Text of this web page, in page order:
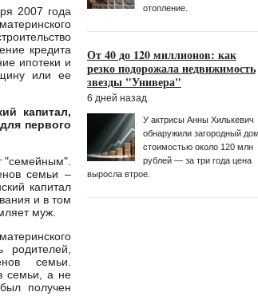
2007 года
кредита
ипотеки и
или ее
капитал,
первого
"семейным".
семьи –
капитал
и в том
муж.
родителей,
семьи.
семьи, а не
получен
отопление.
От 40 до 120 миллионов: как
резко подорожала недвижимость
звезды "Универа"
6 дней назад
У актрисы Анны Хилькевич
обнаружили загородный дом
стоимостью около 120 млн
рублей — за три года цена
выросла втрое.